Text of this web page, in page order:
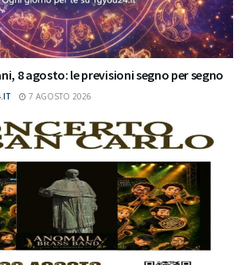
8 agosto: le previsioni segno per segno
7 AGOSTO 2026